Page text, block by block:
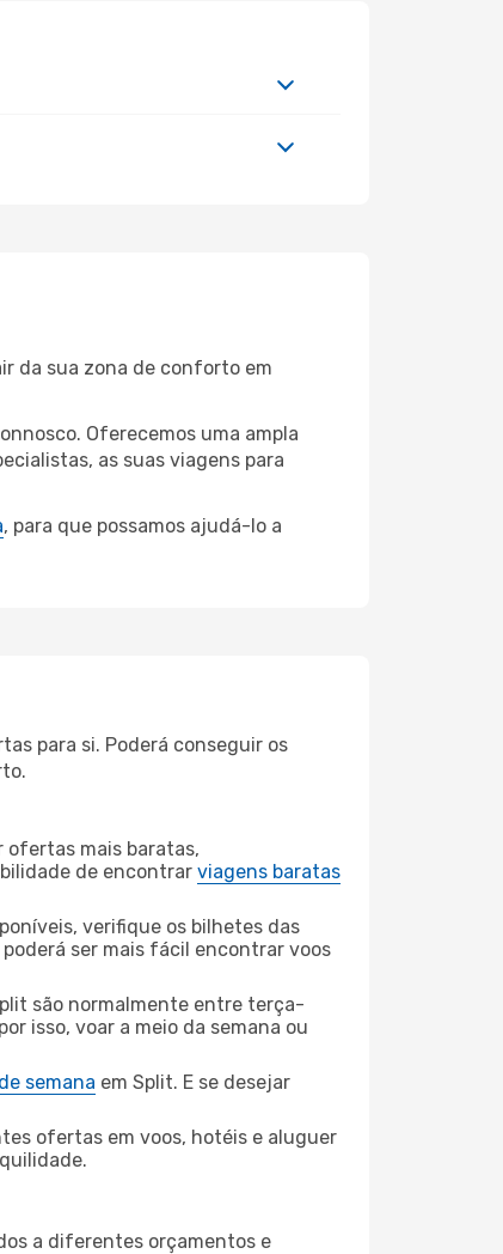
da sua zona de conforto em
Oferecemos uma ampla
as suas viagens para
, para que possamos ajudá-lo a
para si. Poderá conseguir os
ofertas mais baratas,
de encontrar viagens baratas
verifique os bilhetes das
ser mais fácil encontrar voos
são normalmente entre terça-
isso, voar a meio da semana ou
semana em Split. E se desejar
ofertas em voos, hotéis e aluguer
a diferentes orçamentos e